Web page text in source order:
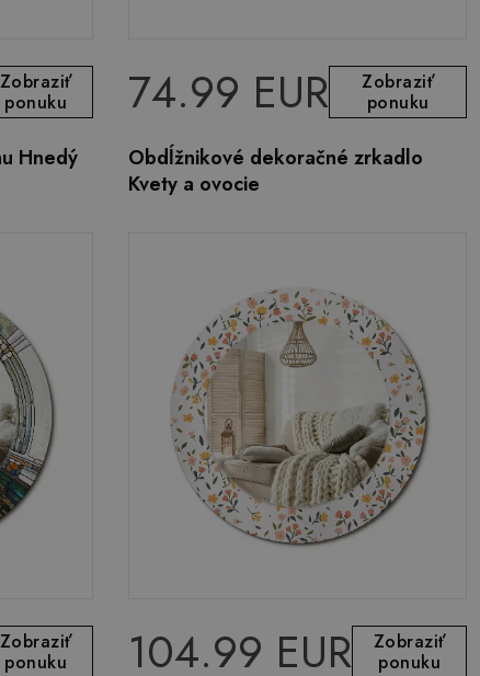
Zobraziť
ponuku
Hnedý
74.99 EUR
Zobraziť
ponuku
Obdĺžnikové dekoračné zrkadlo
Kvety a ovocie
Zobraziť
ponuku
104.99 EUR
Zobraziť
ponuku